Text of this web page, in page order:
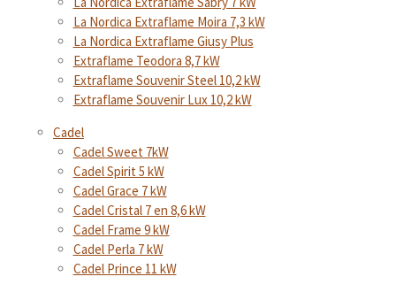
La Nordica Extraflame Moira 7,3 kW
La Nordica Extraflame Giusy Plus
Extraflame Teodora 8,7 kW
Extraflame Souvenir Steel 10,2 kW
Extraflame Souvenir Lux 10,2 kW
Cadel
Cadel Sweet 7kW
Cadel Spirit 5 kW
Cadel Grace 7 kW
Cadel Cristal 7 en 8,6 kW
Cadel Frame 9 kW
Cadel Perla 7 kW
Cadel Prince 11 kW